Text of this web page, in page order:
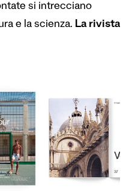
si intrecciano
e la scienza. La rivista